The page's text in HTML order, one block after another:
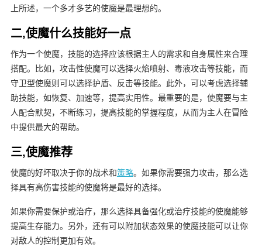
上所述，一个多才多艺的使魔是最理想的。
二,使魔什么技能好一点
作为一个使魔，技能的选择应该根据主人的需求和自身属性来合理
搭配。比如，攻击性使魔可以选择火焰喷射、毒液攻击等技能，而
守卫型使魔则可以选择护盾、反击等技能。此外，可以考虑选择辅
助技能，如恢复、加速等，提高实用性。最重要的是，使魔要与主
人配合默契，不断练习，提高技能的掌握程度，从而为主人在冒险
中提供最大的帮助。
三,使魔推荐
使魔的好坏取决于你的战术和策略。如果你需要强力攻击，那么选
择具有高伤害技能的使魔将是最好的选择。
如果你需要保护或治疗，那么选择具备强化或治疗技能的使魔能够
提高生存能力。另外，还有可以附加状态效果的使魔技能可以让你
对敌人的控制更加有效。